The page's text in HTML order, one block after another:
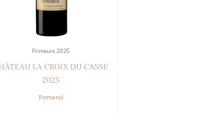
Primeurs 2025
LA CROIX DU CASSE
2025
Pomerol